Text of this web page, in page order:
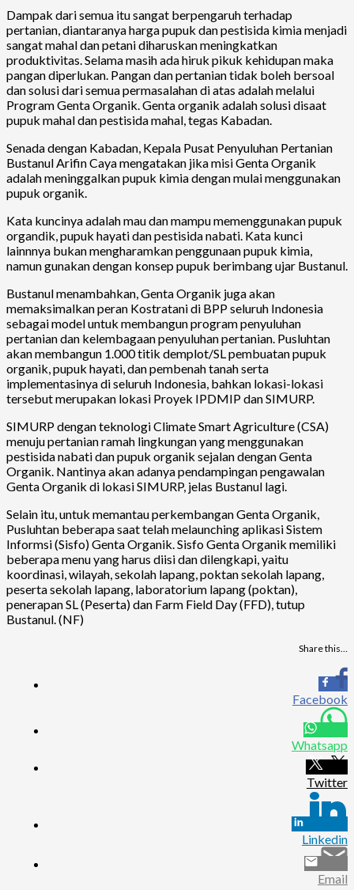
Dampak dari semua itu sangat berpengaruh terhadap
pertanian, diantaranya harga pupuk dan pestisida kimia menjadi
sangat mahal dan petani diharuskan meningkatkan
produktivitas. Selama masih ada hiruk pikuk kehidupan maka
pangan diperlukan. Pangan dan pertanian tidak boleh bersoal
dan solusi dari semua permasalahan di atas adalah melalui
Program Genta Organik. Genta organik adalah solusi disaat
pupuk mahal dan pestisida mahal, tegas Kabadan.
Senada dengan Kabadan, Kepala Pusat Penyuluhan Pertanian
Bustanul Arifin Caya mengatakan jika misi Genta Organik
adalah meninggalkan pupuk kimia dengan mulai menggunakan
pupuk organik.
Kata kuncinya adalah mau dan mampu memenggunakan pupuk
organdik, pupuk hayati dan pestisida nabati. Kata kunci
lainnnya bukan mengharamkan penggunaan pupuk kimia,
namun gunakan dengan konsep pupuk berimbang ujar Bustanul.
Bustanul menambahkan, Genta Organik juga akan
memaksimalkan peran Kostratani di BPP seluruh Indonesia
sebagai model untuk membangun program penyuluhan
pertanian dan kelembagaan penyuluhan pertanian. Pusluhtan
akan membangun 1.000 titik demplot/SL pembuatan pupuk
organik, pupuk hayati, dan pembenah tanah serta
implementasinya di seluruh Indonesia, bahkan lokasi-lokasi
tersebut merupakan lokasi Proyek IPDMIP dan SIMURP.
SIMURP dengan teknologi Climate Smart Agriculture (CSA)
menuju pertanian ramah lingkungan yang menggunakan
pestisida nabati dan pupuk organik sejalan dengan Genta
Organik. Nantinya akan adanya pendampingan pengawalan
Genta Organik di lokasi SIMURP, jelas Bustanul lagi.
Selain itu, untuk memantau perkembangan Genta Organik,
Pusluhtan beberapa saat telah melaunching aplikasi Sistem
Informsi (Sisfo) Genta Organik. Sisfo Genta Organik memiliki
beberapa menu yang harus diisi dan dilengkapi, yaitu
koordinasi, wilayah, sekolah lapang, poktan sekolah lapang,
peserta sekolah lapang, laboratorium lapang (poktan),
penerapan SL (Peserta) dan Farm Field Day (FFD), tutup
Bustanul. (NF)
Share this…
Facebook
Whatsapp
Twitter
Linkedin
Email